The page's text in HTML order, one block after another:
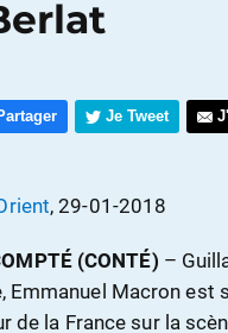
Je Tweet
, 29-01-2018
(CONTÉ) –
Emmanuel Macron est
de la France sur la